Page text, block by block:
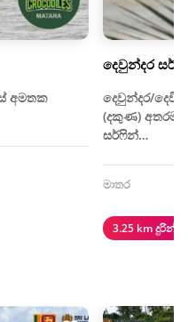
අමතක
දෙවුන්දර
දෙවුන්දර/
(දකුණ)
සර්ෆින්…
මාතර
3.25 km දුරින්